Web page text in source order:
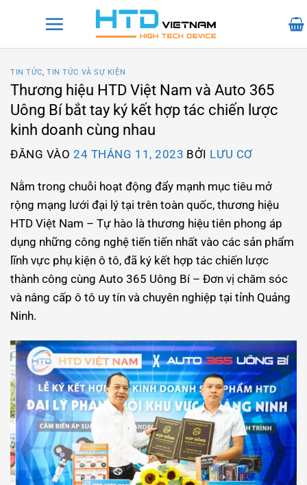
TIN TỨC,TIN TỨC VÀ SỰ KIỆN
Thương hiệu HTD Việt Nam và Auto 365
Uông Bí bắt tay ký kết hợp tác chiến lược
kinh doanh cùng nhau
ĐĂNG VÀO24 THÁNG 11, 2023 BỞI LƯU CƠ
Nằm trong chuỗi hoạt động đẩy mạnh mục tiêu mở
rộng mạng lưới đại lý tại trên toàn quốc, thương hiệu
HTD Việt Nam – Tự hào là thương hiệu tiên phong áp
dụng những công nghệ tiến tiến nhất vào các sản phẩm
lĩnh vực phụ kiện ô tô, đã ký kết hợp tác chiến lược
thành công cùng Auto 365 Uông Bí – Đơn vị chăm sóc
và nâng cấp ô tô uy tín và chuyên nghiệp tại tỉnh Quảng
Ninh.